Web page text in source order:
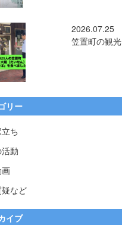
2026.07.25
笠置町の観光
リー
ち
動
など
イブ